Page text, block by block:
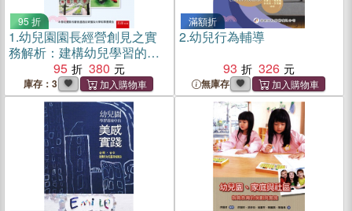
95 折
1.幼兒園園長經營創見之實
務解析：建構幼兒學習的詩
性空間、實踐課程和核心素
95 380
庫存：3
滿額折
2.幼兒行為輔導
93
326
無庫存